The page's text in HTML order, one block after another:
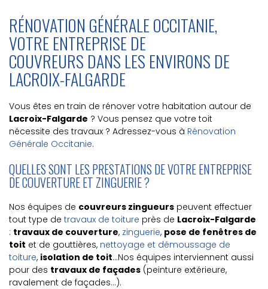
RÉNOVATION GÉNÉRALE OCCITANIE,
VOTRE ENTREPRISE DE
COUVREURS DANS LES ENVIRONS DE
LACROIX-FALGARDE
Vous êtes en train de rénover votre habitation autour de
Lacroix-Falgarde ? Vous pensez que votre toit
nécessite des travaux ? Adressez-vous à Rénovation
Générale Occitanie.
QUELLES SONT LES PRESTATIONS DE VOTRE ENTREPRISE
DE COUVERTURE ET ZINGUERIE ?
Nos équipes de couvreurs zingueurs peuvent effectuer
tout type de travaux de toiture près de Lacroix-Falgarde
: travaux de couverture, zinguerie, pose de fenêtres de
toit et de gouttières, nettoyage et démoussage de
toiture, isolation de toit…Nos équipes interviennent aussi
pour des travaux de façades (peinture extérieure,
ravalement de façades...).